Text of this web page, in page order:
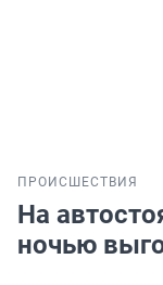
ПРОИСШЕСТВИЯ
На
ночью